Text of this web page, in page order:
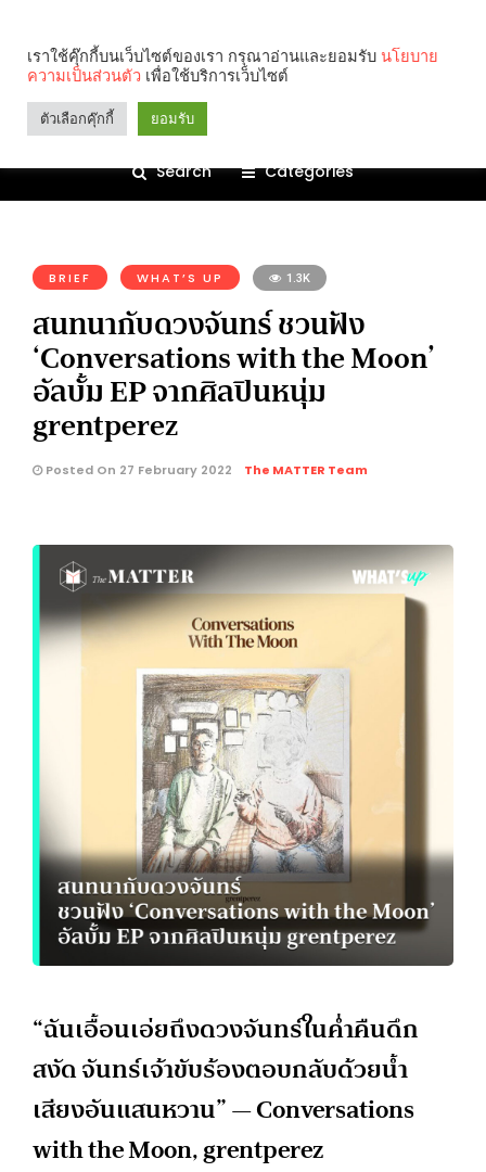
Search Categories
BRIEF WHAT’S UP 1.3K
สนทนากับดวงจันทร์ ชวนฟัง
‘Conversations with the Moon’
อัลบั้ม EP จากศิลปินหนุ่ม
grentperez
Posted On 27 February 2022 The MATTER Team
“ฉันเอื้อนเอ่ยถึงดวงจันทร์ในค่ำคืนดึก
สงัด จันทร์เจ้าขับร้องตอบกลับด้วยน้ำ
เสียงอันแสนหวาน” — Conversations
with the Moon, grentperez
เราใช้คุ๊กกี้บนเว็บไซต์ของเรา กรุณาอ่านและยอมรับ นโยบาย
ความเป็นส่วนตัว เพื่อใช้บริการเว็บไซต์
ตัวเลือกคุ๊กกี้ ยอมรับ